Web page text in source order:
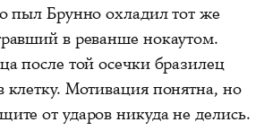
пыл Брунно охладил тот же
в реванше нокаутом.
после той осечки бразилец
клетку. Мотивация понятна, но
от ударов никуда не делись.